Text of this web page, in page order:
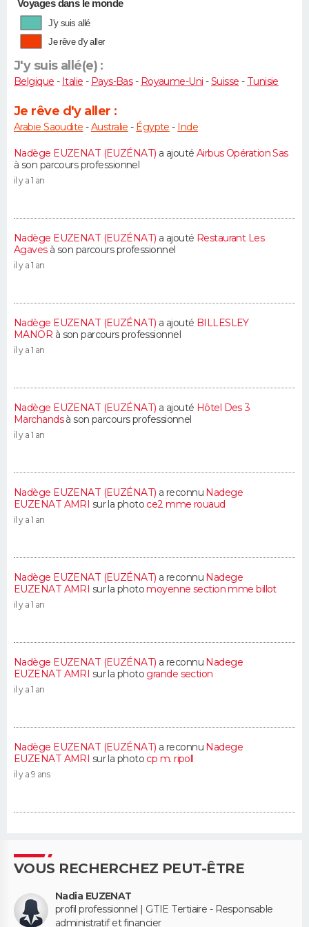
Voyages dans le monde
J'y suis allé
Je rêve d'y aller
J'y suis allé(e) :
Belgique - Italie - Pays-Bas- Royaume-Uni -Suisse - Tunisie
Je rêve d'y aller :
Arabie Saoudite -Australie - Égypte - Inde
Nadège EUZENAT (EUZÉNAT) a ajouté Airbus Opération Sas
à son parcours professionnel
il y a 1 an
Nadège EUZENAT (EUZÉNAT) a ajouté Restaurant Les
Agaves à son parcours professionnel
il y a 1 an
Nadège EUZENAT (EUZÉNAT) a ajouté BILLESLEY
MANOR à son parcours professionnel
il y a 1 an
Nadège EUZENAT (EUZÉNAT) a ajouté Hôtel Des 3
Marchandsà son parcours professionnel
il y a 1 an
Nadège EUZENAT (EUZÉNAT) a reconnu Nadege
EUZENAT AMRI sur la photo ce2 mme rouaud
il y a 1 an
Nadège EUZENAT (EUZÉNAT) a reconnu Nadege
EUZENAT AMRI sur la photomoyenne section mme billot
il y a 1 an
Nadège EUZENAT (EUZÉNAT) a reconnu Nadege
EUZENAT AMRI sur la photo grande section
il y a 1 an
Nadège EUZENAT (EUZÉNAT) a reconnu Nadege
EUZENAT AMRI sur la photo cp m. ripoll
il y a 9 ans
VOUS RECHERCHEZ PEUT-ÊTRE
Nadia EUZENAT
profil professionnel | GTIE Tertiaire - Responsable
administratif et financier